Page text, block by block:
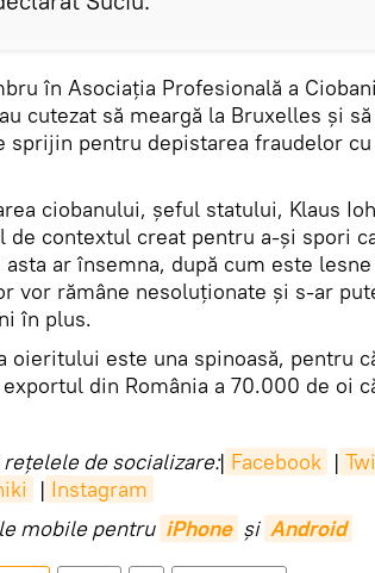
în Asociația Profesională a
cutezat să meargă la Bruxelles și
pentru depistarea fraudelor
ciobanului, șeful statului, Klaus
de contextul creat pentru a-și spori
ar însemna, după cum este
vor rămâne nesoluționate și s-ar
în plus.
oieritului este una spinoasă, pentru
din România a 70.000 de oi
de socializare:| Facebook |
| Instagram
mobile pentru iPhone și Android